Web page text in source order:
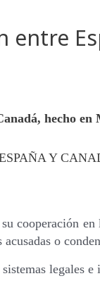
hecho en
Y
cooperación
o
legales